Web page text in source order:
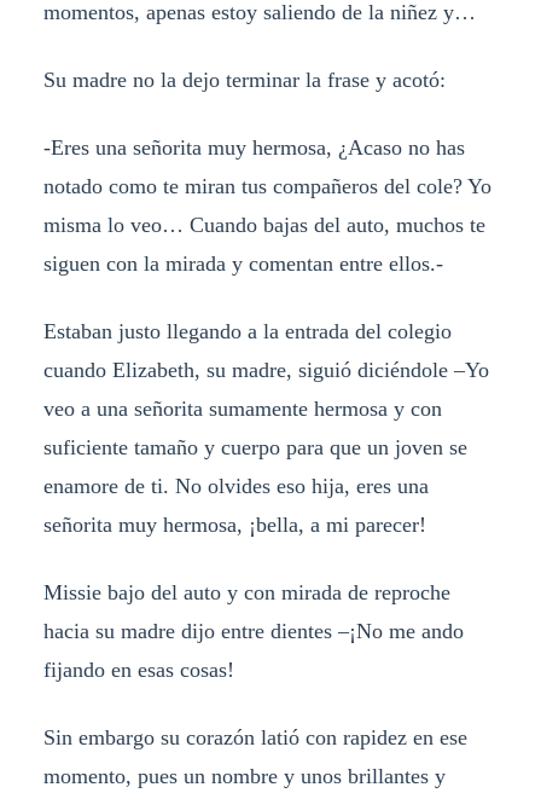
momentos, apenas estoy saliendo de la niñez y…
Su madre no la dejo terminar la frase y acotó:
-Eres una señorita muy hermosa, ¿Acaso no has
notado como te miran tus compañeros del cole? Yo
misma lo veo… Cuando bajas del auto, muchos te
siguen con la mirada y comentan entre ellos.-
Estaban justo llegando a la entrada del colegio
cuando Elizabeth, su madre, siguió diciéndole –Yo
veo a una señorita sumamente hermosa y con
suficiente tamaño y cuerpo para que un joven se
enamore de ti. No olvides eso hija, eres una
señorita muy hermosa, ¡bella, a mi parecer!
Missie bajo del auto y con mirada de reproche
hacia su madre dijo entre dientes –¡No me ando
fijando en esas cosas!
Sin embargo su corazón latió con rapidez en ese
momento, pues un nombre y unos brillantes y